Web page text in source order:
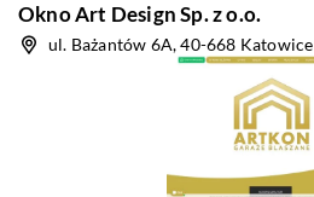
Okno Art Design Sp. z o.o.
ul. Bażantów 6A, 40-668 Katowice